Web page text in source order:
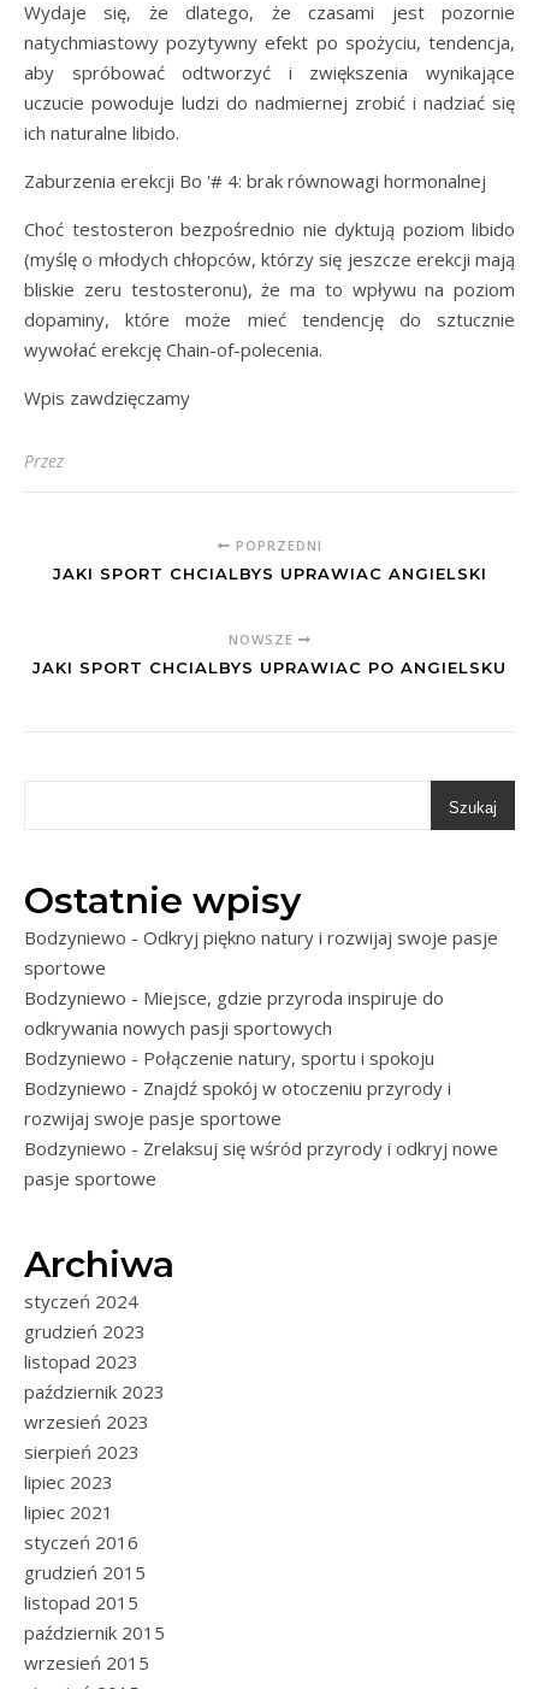
Wydaje się, że dlatego, że czasami jest pozornie
natychmiastowy pozytywny efekt po spożyciu, tendencja,
aby spróbować odtworzyć i zwiększenia wynikające
uczucie powoduje ludzi do nadmiernej zrobić i nadziać się
ich naturalne libido.
Zaburzenia erekcji Bo '# 4: brak równowagi hormonalnej
Choć testosteron bezpośrednio nie dyktują poziom libido
(myślę o młodych chłopców, którzy się jeszcze erekcji mają
bliskie zeru testosteronu), że ma to wpływu na poziom
dopaminy, które może mieć tendencję do sztucznie
wywołać erekcję Chain-of-polecenia.
Wpis zawdzięczamy
Przez
POPRZEDNI
JAKI SPORT CHCIALBYS UPRAWIAC ANGIELSKI
NOWSZE
JAKI SPORT CHCIALBYS UPRAWIAC PO ANGIELSKU
Szukaj
Ostatnie wpisy
Bodzyniewo - Odkryj piękno natury i rozwijaj swoje pasje
sportowe
Bodzyniewo - Miejsce, gdzie przyroda inspiruje do
odkrywania nowych pasji sportowych
Bodzyniewo - Połączenie natury, sportu i spokoju
Bodzyniewo - Znajdź spokój w otoczeniu przyrody i
rozwijaj swoje pasje sportowe
Bodzyniewo - Zrelaksuj się wśród przyrody i odkryj nowe
pasje sportowe
Archiwa
styczeń 2024
grudzień 2023
listopad 2023
październik 2023
wrzesień 2023
sierpień 2023
lipiec 2023
lipiec 2021
styczeń 2016
grudzień 2015
listopad 2015
październik 2015
wrzesień 2015